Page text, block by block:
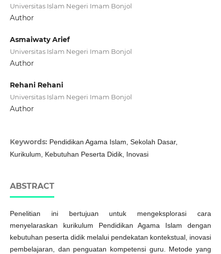
Universitas Islam Negeri Imam Bonjol
Author
Asmaiwaty Arief
Universitas Islam Negeri Imam Bonjol
Author
Rehani Rehani
Universitas Islam Negeri Imam Bonjol
Author
Keywords: Pendidikan Agama Islam, Sekolah Dasar,
Kurikulum, Kebutuhan Peserta Didik, Inovasi
ABSTRACT
Penelitian ini bertujuan untuk mengeksplorasi cara
menyelaraskan kurikulum Pendidikan Agama Islam dengan
kebutuhan peserta didik melalui pendekatan kontekstual, inovasi
pembelajaran, dan penguatan kompetensi guru. Metode yang